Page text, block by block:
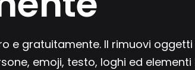
e gratuitamente. Il rimuovi oggetti
emoji, testo, loghi ed elementi